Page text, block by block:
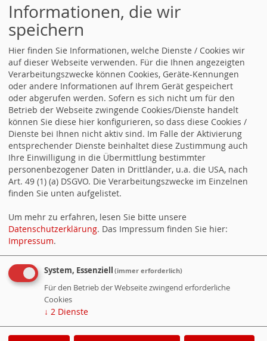
konfigurieren Sie IhreFirewall. Sie können die Email an
folgende Adresse senden:
Jetzt Mitglied werden!
Counter
Besucher:1940272
Heute:
209
Online:
4
Alternative Formate
Newsticker (RSS)
Newsticker (Atom)
Termine (Atom + Gdata)
Termine (iCalendar)
Informationen, die wir
speichern
Hier finden Sie Informationen, welche Dienste / Cookies wir
auf dieser Webseite verwenden. Für die Ihnen angezeigten
Verarbeitungszwecke können Cookies, Geräte-Kennungen
oder andere Informationen auf Ihrem Gerät gespeichert
oder abgerufen werden. Sofern es sich nicht um für den
Betrieb der Webseite zwingende Cookies/Dienste handelt
können Sie diese hier konfigurieren, so dass diese Cookies /
Dienste bei Ihnen nicht aktiv sind. Im Falle der Aktivierung
entsprechender Dienste beinhaltet diese Zustimmung auch
Ihre Einwilligung in die Übermittlung bestimmter
personenbezogener Daten in Drittländer, u.a. die USA, nach
Art. 49 (1) (a) DSGVO. Die Verarbeitungszwecke im Einzelnen
finden Sie unten aufgelistet.
Um mehr zu erfahren, lesen Sie bitte unsere
Datenschutzerklärung. Das Impressum finden Sie hier:
Impressum.
System, Essenziell (immer erforderlich)
Für den Betrieb der Webseite zwingend erforderliche
Cookies
↓ 2 Dienste